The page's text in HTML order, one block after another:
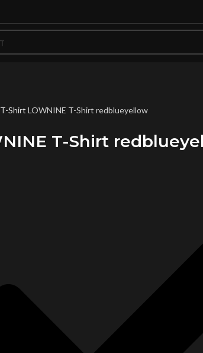
T-Shirt LOWNINE T-Shirt redblueyellow
T-Shirt